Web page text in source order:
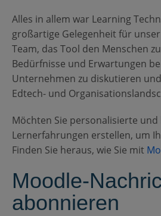
Alles in allem war Learning
großartige Gelegenheit für
Team, das Tool den Menschen
Bedürfnisse und Erwartungen
Unternehmen zu diskutieren
Edtech- und
Möchten Sie personalisierte
Lernerfahrungen erstellen, um
Finden Sie heraus, wie Sie mit
Moodle-
abonnieren